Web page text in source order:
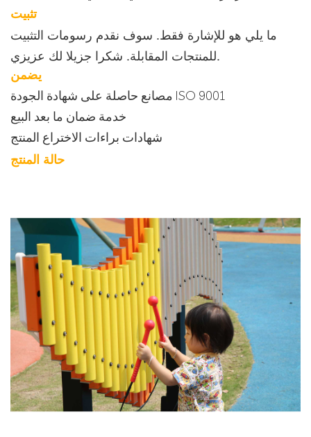
تثبيت
ما يلي هو للإشارة فقط. سوف نقدم رسومات التثبيت
للمنتجات المقابلة. شكرا جزيلا لك عزيزي.
يضمن
مصانع حاصلة على شهادة الجودة ISO 9001
خدمة ضمان ما بعد البيع
شهادات براءات الاختراع المنتج
حالة المنتج